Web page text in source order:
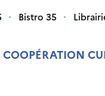
COOPÉRATION
Bistro 35